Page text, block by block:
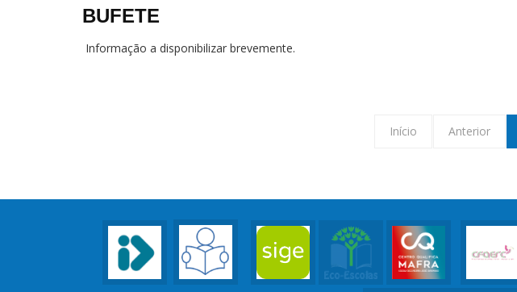
BUFETE
Informação a disponibilizar brevemente.
Início Anterior